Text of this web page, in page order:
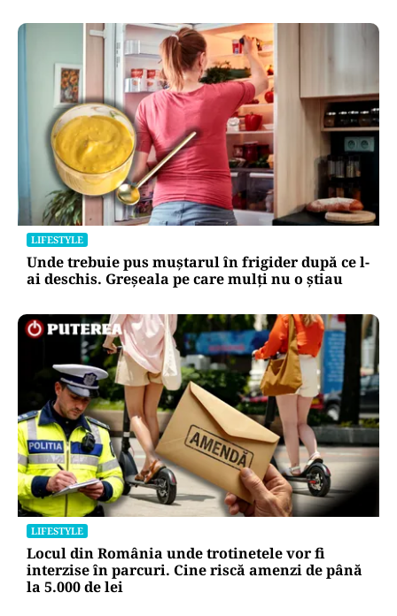
LIFESTYLE
Unde trebuie pus muștarul în frigider după ce l-
ai deschis. Greșeala pe care mulți nu o știau
LIFESTYLE
Locul din România unde trotinetele vor fi
interzise în parcuri. Cine riscă amenzi de până
la 5.000 de lei